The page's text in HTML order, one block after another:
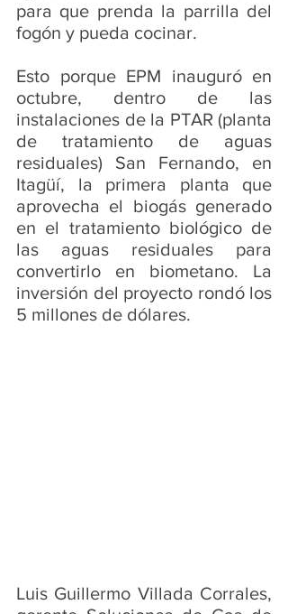
para que prenda la parrilla del
fogón y pueda cocinar.
Esto porque EPM inauguró en
octubre, dentro de las
instalaciones de la PTAR (planta
de tratamiento de aguas
residuales) San Fernando, en
Itagüí, la primera planta que
aprovecha el biogás generado
en el tratamiento biológico de
las aguas residuales para
convertirlo en biometano. La
inversión del proyecto rondó los
5 millones de dólares.
Luis Guillermo Villada Corrales,